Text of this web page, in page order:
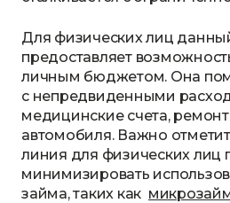
Для физических лиц
предоставляет
личным бюджетом. Она
с непредвиденными
медицинские счета,
автомобиля. Важно
линия для физических лиц
минимизировать
займа, таких как